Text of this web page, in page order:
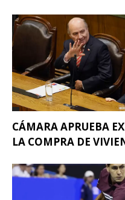
CÁMARA APRUEBA
LA COMPRA DE